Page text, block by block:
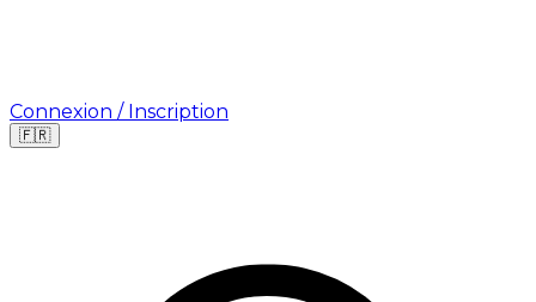
Connexion / Inscription
🇫🇷